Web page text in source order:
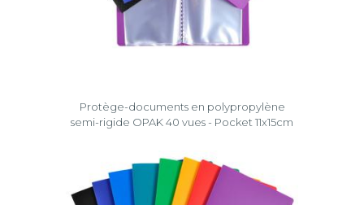
Protège-documents en polypropylène
semi-rigide OPAK 40 vues - Pocket 11x15cm